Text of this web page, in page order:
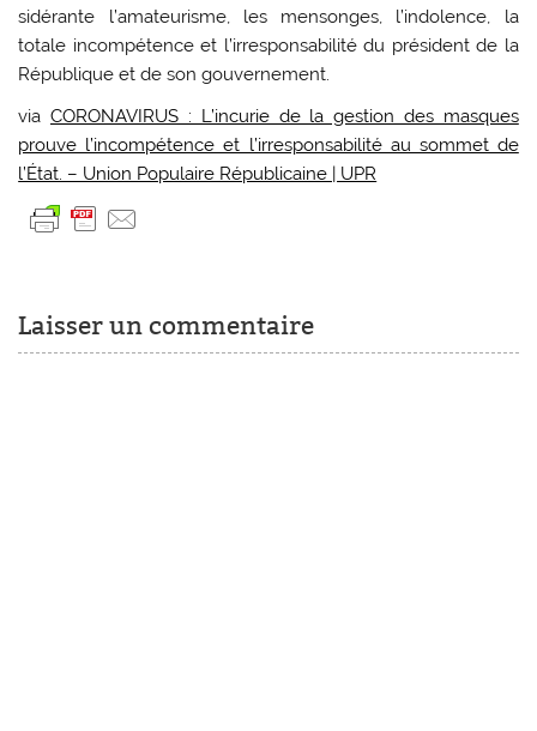
sidérante l’amateurisme, les mensonges, l’indolence, la
totale incompétence et l’irresponsabilité du président de la
République et de son gouvernement.
viaCORONAVIRUS : L’incurie de la gestion des masques
prouve l’incompétence et l’irresponsabilité au sommet de
l’État. – Union Populaire Républicaine | UPR
Laisser un commentaire